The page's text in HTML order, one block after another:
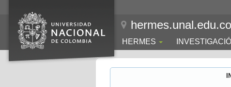
hermes.unal.edu.co
HERMES